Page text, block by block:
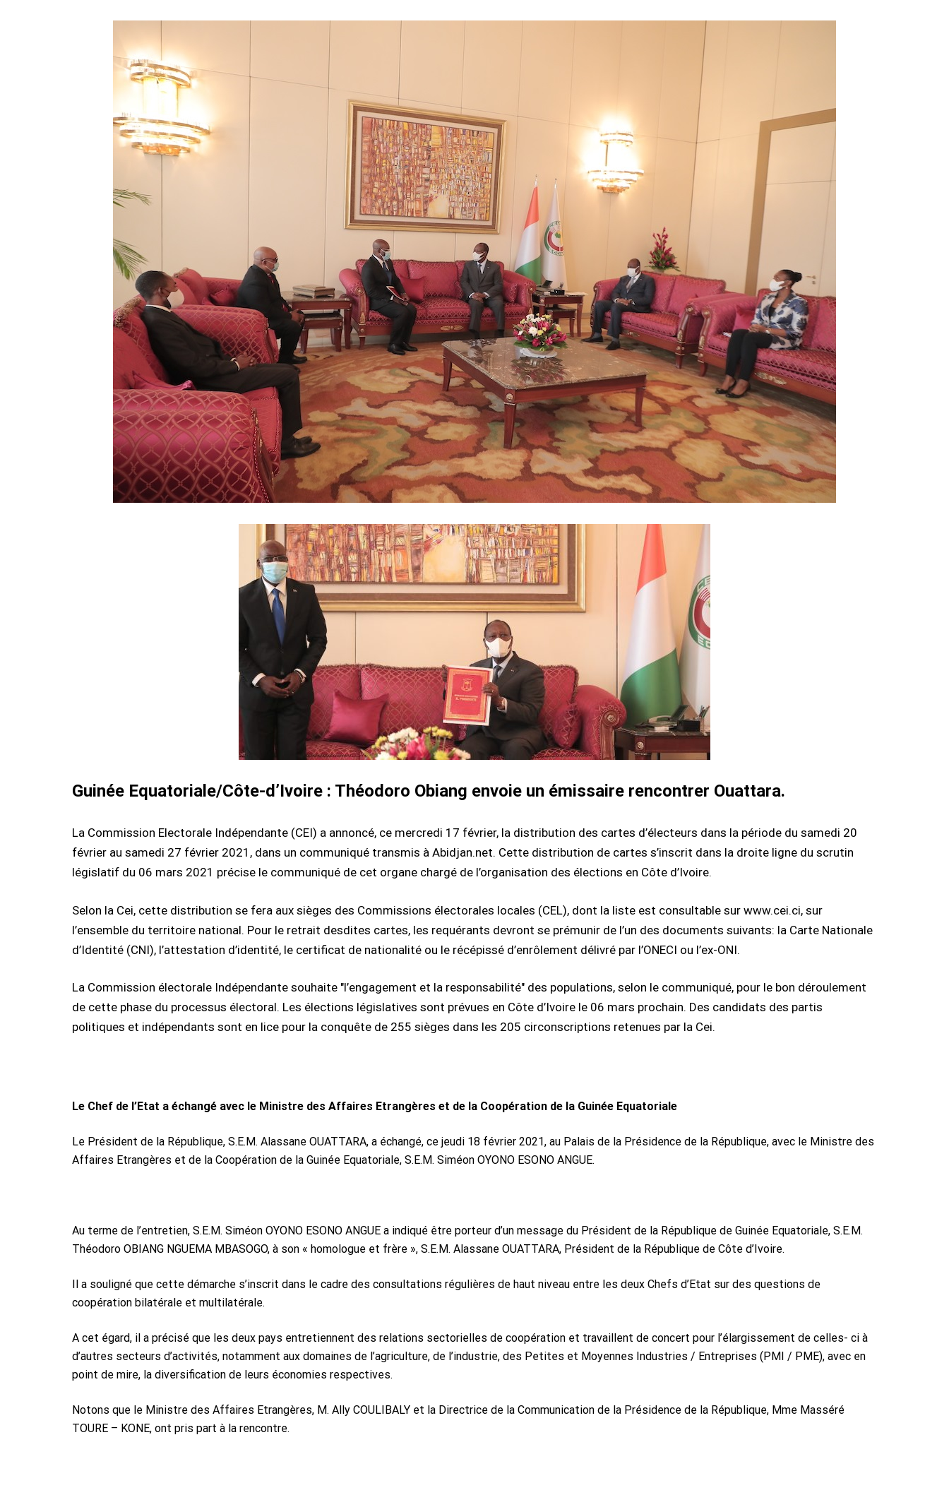
Guinée Equatoriale/Côte-d’Ivoire : Théodoro Obiang envoie un émissaire rencontrer Ouattara.
La Commission Electorale Indépendante (CEI) a annoncé, ce mercredi 17 février, la distribution des cartes d’électeurs dans la période du samedi 20
février au samedi 27 février 2021, dans un communiqué transmis à Abidjan.net. Cette distribution de cartes s’inscrit dans la droite ligne du scrutin
législatif du 06 mars 2021 précise le communiqué de cet organe chargé de l’organisation des élections en Côte d’Ivoire.
Selon la Cei, cette distribution se fera aux sièges des Commissions électorales locales (CEL), dont la liste est consultable sur www.cei.ci, sur
l’ensemble du territoire national. Pour le retrait desdites cartes, les requérants devront se prémunir de l’un des documents suivants: la Carte Nationale
d’Identité (CNI), l’attestation d’identité, le certificat de nationalité ou le récépissé d’enrôlement délivré par l’ONECI ou l’ex-ONI.
La Commission électorale Indépendante souhaite "l’engagement et la responsabilité" des populations, selon le communiqué, pour le bon déroulement
de cette phase du processus électoral. Les élections législatives sont prévues en Côte d’Ivoire le 06 mars prochain. Des candidats des partis
politiques et indépendants sont en lice pour la conquête de 255 sièges dans les 205 circonscriptions retenues par la Cei.
Le Chef de l’Etat a échangé avec le Ministre des Affaires Etrangères et de la Coopération de la Guinée Equatoriale
Le Président de la République, S.E.M. Alassane OUATTARA, a échangé, ce jeudi 18 février 2021, au Palais de la Présidence de la République, avec le Ministre des
Affaires Etrangères et de la Coopération de la Guinée Equatoriale, S.E.M. Siméon OYONO ESONO ANGUE.
Au terme de l’entretien, S.E.M. Siméon OYONO ESONO ANGUE a indiqué être porteur d’un message du Président de la République de Guinée Equatoriale, S.E.M.
Théodoro OBIANG NGUEMA MBASOGO, à son « homologue et frère », S.E.M. Alassane OUATTARA, Président de la République de Côte d’Ivoire.
Il a souligné que cette démarche s’inscrit dans le cadre des consultations régulières de haut niveau entre les deux Chefs d’Etat sur des questions de
coopération bilatérale et multilatérale.
A cet égard, il a précisé que les deux pays entretiennent des relations sectorielles de coopération et travaillent de concert pour l’élargissement de celles- ci à
d’autres secteurs d’activités, notamment aux domaines de l’agriculture, de l’industrie, des Petites et Moyennes Industries / Entreprises (PMI / PME), avec en
point de mire, la diversification de leurs économies respectives.
Notons que le Ministre des Affaires Etrangères, M. Ally COULIBALY et la Directrice de la Communication de la Présidence de la République, Mme Masséré
TOURE – KONE, ont pris part à la rencontre.